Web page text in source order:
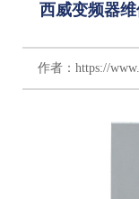
西威变频器
作者：https://